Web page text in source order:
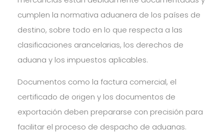
cumplen la normativa aduanera de los países de
destino, sobre todo en lo que respecta a las
clasificaciones arancelarias, los derechos de
aduana y los impuestos aplicables.
Documentos como la factura comercial, el
certificado de origen y los documentos de
exportación deben prepararse con precisión para
facilitar el proceso de despacho de aduanas.